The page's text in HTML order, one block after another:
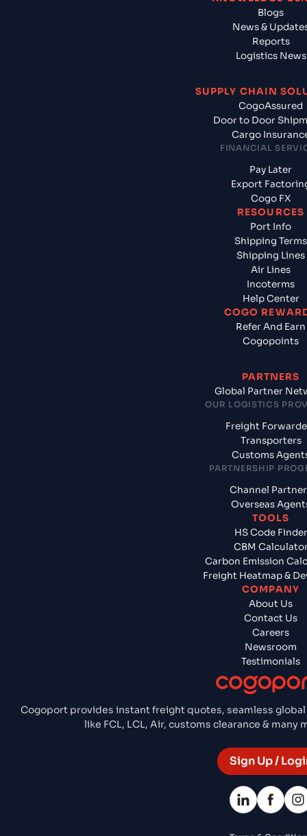
Cogoport provides instant freight quotes, seamless
like FCL, LCL, Air, customs clearance &
Sign Up /
Blogs
News &
Reports
Logistics News
SUPPLY CHAIN
CogoAssured
Door to Door
Cargo
FINANCIAL
Pay Later
Export
Cogo FX
RESOURCES
Port Info
Shipping Terms
Shipping Lines
Air Lines
Incoterms
Help Center
COGO
Refer And Earn
Cogopoints
PARTNERS
Global Partner
OUR LOGISTICS
Freight
Transporters
Customs
PARTNERSHIP
Channel
Overseas
TOOLS
HS Code Finder
CBM
Carbon Emission
Freight Heatmap &
COMPANY
About Us
Contact Us
Careers
Newsroom
Testimonials